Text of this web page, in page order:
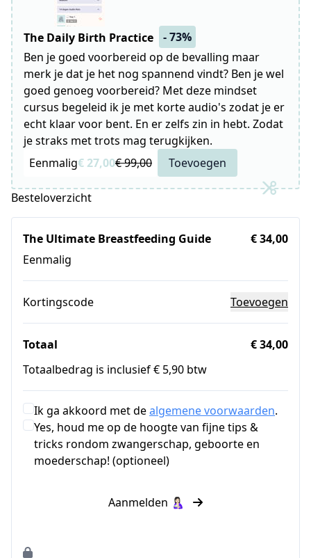
The Daily Birth Practice
- 73%
Ben je goed voorbereid op de bevalling maar
merk je dat je het nog spannend vindt? Ben je wel
goed genoeg voorbereid? Met deze mindset
cursus begeleid ik je met korte audio's zodat je er
echt klaar voor bent. En er zelfs zin in hebt. Zodat
je straks met trots mag terugkijken.
Eenmalig€ 27,00€ 99,00 Toevoegen
Besteloverzicht
The Ultimate Breastfeeding Guide
Eenmalig
€ 34,00
Kortingscode Toevoegen
Totaal
€ 34,00
Totaalbedrag is inclusief € 5,90 btw
Ik ga akkoord met dealgemene voorwaarden.
Yes, houd me op de hoogte van fijne tips &
tricks rondom zwangerschap, geboorte en
moederschap! (optioneel)
Aanmelden 🤱🏻